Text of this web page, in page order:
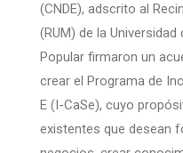
(CNDE), adscrito al
(RUM) de la
Popular firmaron un
crear el Programa de
E (I-CaSe), cuyo
existentes que desean